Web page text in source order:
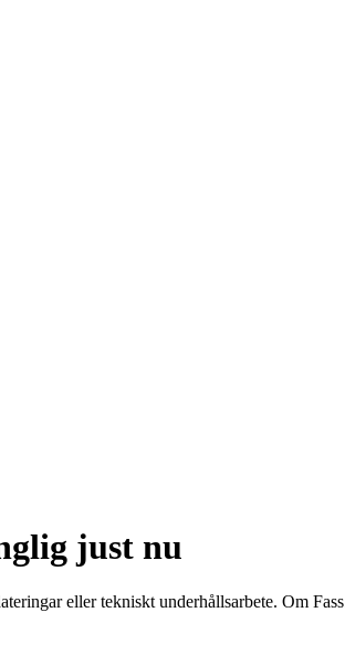
just nu
eller tekniskt underhållsarbete. Om